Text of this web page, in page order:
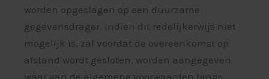
worden opgeslagen op een duurzame
gegevensdrager. Indien dit redelijkerwijs niet
mogelijk is, zal voordat de overeenkomst op
afstand wordt gesloten, worden aangegeven